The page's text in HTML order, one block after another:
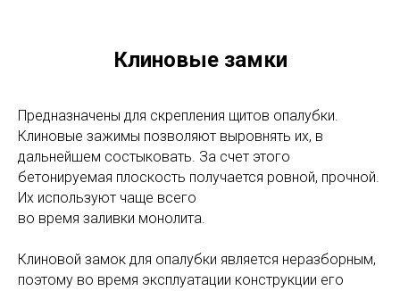
Клиновые замки
Предназначены для скрепления щитов опалубки.
Клиновые зажимы позволяют выровнять их, в
дальнейшем состыковать. За счет этого
бетонируемая плоскость получается ровной, прочной.
Их используют чаще всего
во время заливки монолита.
Клиновой замок для опалубки является неразборным,
поэтому во время эксплуатации конструкции его